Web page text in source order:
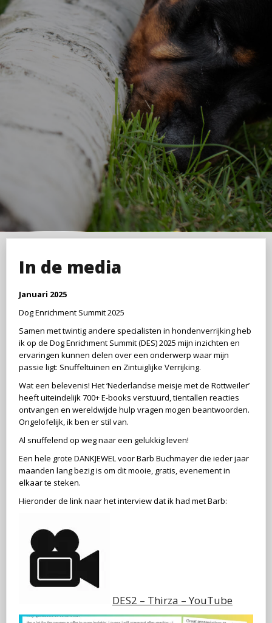
In de media
Januari 2025
Dog Enrichment Summit 2025
Samen met twintig andere specialisten in hondenverrijking heb
ik op de Dog Enrichment Summit (DES) 2025 mijn inzichten en
ervaringen kunnen delen over een onderwerp waar mijn
passie ligt: Snuffeltuinen en Zintuiglijke Verrijking.
Wat een belevenis! Het ‘Nederlandse meisje met de Rottweiler’
heeft uiteindelijk 700+ E-books verstuurd, tientallen reacties
ontvangen en wereldwijde hulp vragen mogen beantwoorden.
Ongelofelijk, ik ben er stil van.
Al snuffelend op weg naar een gelukkig leven!
Een hele grote DANKJEWEL voor Barb Buchmayer die ieder jaar
maanden lang bezig is om dit mooie, gratis, evenement in
elkaar te steken.
Hieronder de link naar het interview dat ik had met Barb:
DES2 – Thirza – YouTube